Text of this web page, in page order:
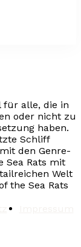
für alle, die in
oder nicht zu
haben.
Schliff
den Genre-
Sea Rats mit
Welt
the Sea Rats